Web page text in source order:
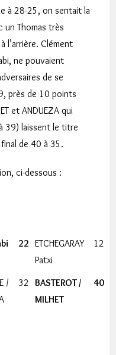
à 28-25, on sentait la
un Thomas très
l’arrière. Clément
ne pouvaient
de se
près de 10 points
et ANDUEZA qui
39) laissent le titre
de 40 à 35.
ci-dessous :
22 ETCHEGARAY
Patxi
12
/
32 BASTEROT /
MILHET
40